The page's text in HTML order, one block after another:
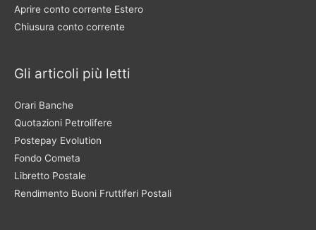
Aprire conto corrente Estero
Chiusura conto corrente
Gli articoli più letti
Orari Banche
Quotazioni Petrolifere
Postepay Evolution
Fondo Cometa
Libretto Postale
Rendimento Buoni Fruttiferi Postali